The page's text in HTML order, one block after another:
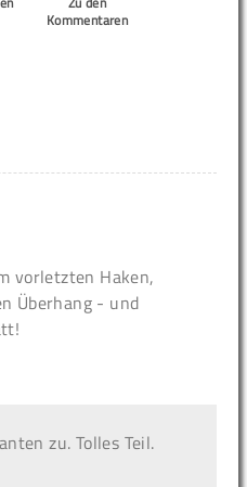
Kommentaren
vorletzten Haken,
Überhang - und
zu. Tolles Teil.